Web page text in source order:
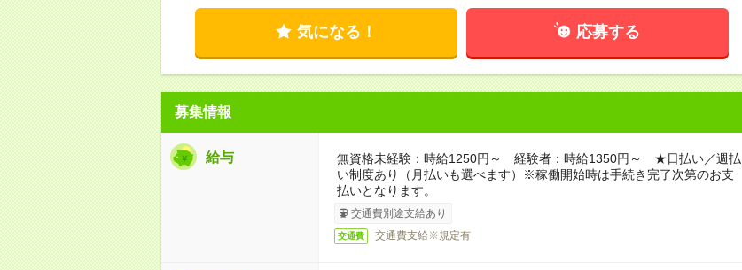
気になる！ 応募する
募集情報
給与
無資格未経験：時給1250円～ 経験者：時給1350円～ ★日払い／週払
い制度あり（月払いも選べます）※稼働開始時は手続き完了次第のお支
払いとなります。
交通費別途支給あり
交通費 交通費支給※規定有